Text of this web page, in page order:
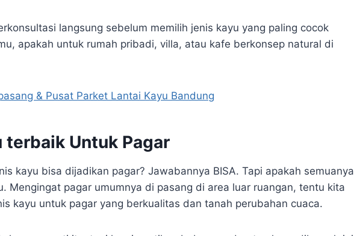
langsung sebelum memilih jenis kayu yang paling cocok
apakah untuk rumah pribadi, villa, atau kafe berkonsep natural di
& Pusat Parket Lantai Kayu Bandung
terbaik Untuk Pagar
kayu bisa dijadikan pagar? Jawabannya BISA. Tapi apakah semuanya
Mengingat pagar umumnya di pasang di area luar ruangan, tentu kita
kayu untuk pagar yang berkualitas dan tanah perubahan cuaca.